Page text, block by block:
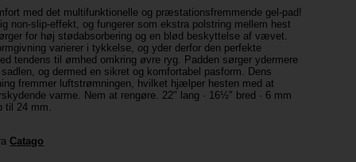
med det multifunktionelle og præstationsfremmende gel-pad!
non-slip-effekt, og fungerer som ekstra polstring mellem hest
for høj stødabsorbering og en blød beskyttelse af vævet.
varierer i tykkelse, og yder derfor den perfekte
tendens til ømhed omkring øvre ryg. Padden sørger ydermere
og dermed en sikret og komfortabel pasform. Dens
fremmer luftstrømningen, hvilket hjælper hesten med at
varme. Nem at rengøre. 22" lang · 16½" bred · 6 mm
til 24 mm.
Catago